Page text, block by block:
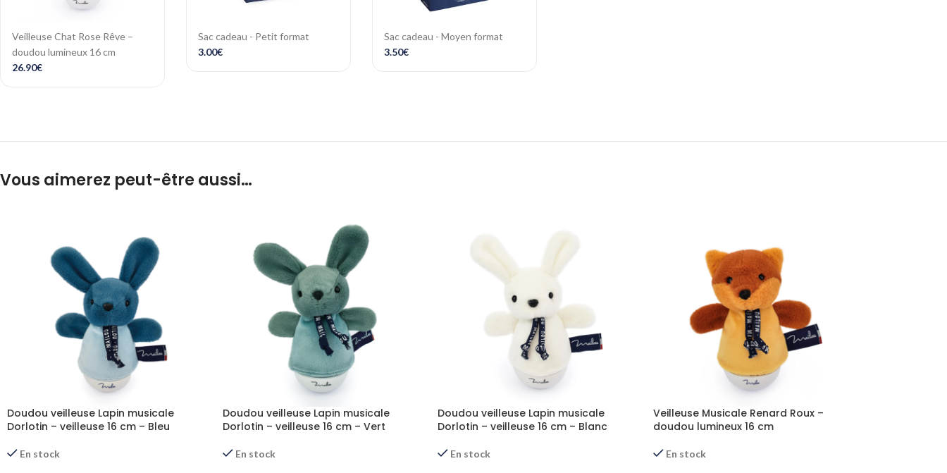
Veilleuse Chat Rose Rêve –
doudou lumineux 16 cm
26.90€
Sac cadeau - Petit format
3.00€
Sac cadeau - Moyen format
3.50€
Vous aimerez peut-être aussi…
Doudou veilleuse Lapin musicale
Dorlotin – veilleuse 16 cm – Bleu
En stock
Doudou veilleuse Lapin musicale
Dorlotin – veilleuse 16 cm – Vert
En stock
Doudou veilleuse Lapin musicale
Dorlotin – veilleuse 16 cm – Blanc
En stock
Veilleuse Musicale Renard Roux –
doudou lumineux 16 cm
En stock